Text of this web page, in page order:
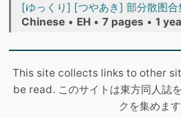
[ゆっくり] [つやあき] 部分散图合
Chinese • EH • 7 pages • 1
This site collects links to other
be read. このサイトは東方同人誌
クを集めます